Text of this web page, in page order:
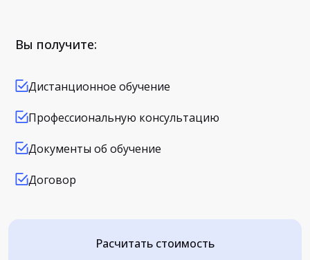
Вы получите:
Дистанционное обучение
Профессиональную консультацию
Документы об обучение
Договор
Расчитать стоимость